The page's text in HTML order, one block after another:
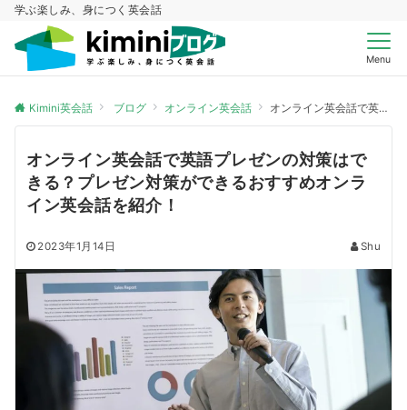
学ぶ楽しみ、身につく英会話
Menu
Kimini英会話 ブログ オンライン英会話 オンライン英会話で英語プレゼンの対策はできる？プレゼン対策ができるおすすめオンライン英会話を紹介！
オンライン英会話で英語プレゼンの対策はで
きる？プレゼン対策ができるおすすめオンラ
イン英会話を紹介！
2023年1月14日 Shu